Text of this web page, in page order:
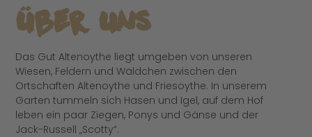
Über Uns
Das Gut Altenoythe liegt umgeben von unseren
Wiesen, Feldern und Wäldchen zwischen den
Ortschaften Altenoythe und Friesoythe. In unserem
Garten tummeln sich Hasen und Igel, auf dem Hof
leben ein paar Ziegen, Ponys und Gänse und der
Jack-Russell „Scotty“.